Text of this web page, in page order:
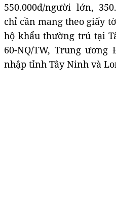
550.000đ/người lớn,
chỉ cần mang theo giấy
hộ khẩu thường trú tại
60-NQ/TW, Trung
nhập tỉnh Tây Ninh và